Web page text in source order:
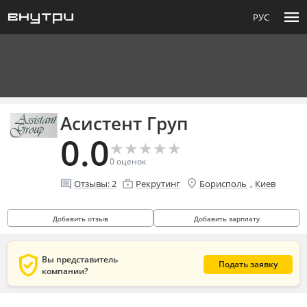
РУС menu
Асистент Груп
0.0★
★★
★★
★★
★★
★
0оценок
comment Отзывы:2 enterprise Рекрутинг location_on Борисполь , Киев
Добавить отзыв Добавить зарплату
verified_user Вы представитель
компании?
Подать заявку